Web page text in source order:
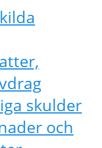
skulder
och